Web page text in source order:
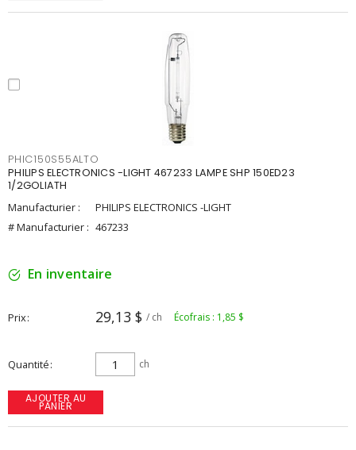
PHIC150S55ALTO
PHILIPS ELECTRONICS -LIGHT 467233 LAMPE SHP 150ED23
1/2GOLIATH
Manufacturier :
PHILIPS ELECTRONICS -LIGHT
# Manufacturier : 467233
En inventaire
Prix 29,13 $ / ch Écofrais : 1,85 $
Quantité ch
AJOUTER AU
PANIER